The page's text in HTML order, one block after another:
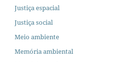
Justiça espacial
Justiça social
Meio ambiente
Memória ambiental